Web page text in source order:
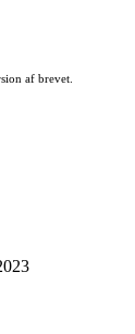
af brevet.